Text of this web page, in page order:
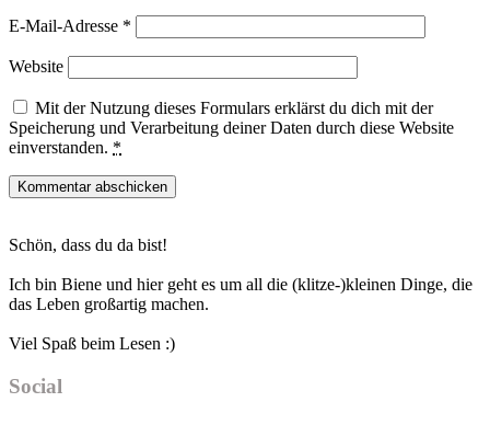
E-Mail-Adresse *
Website
Mit der Nutzung dieses Formulars erklärst du dich mit der
Speicherung und Verarbeitung deiner Daten durch diese Website
einverstanden. *
Sidebar
Schön, dass du da bist!
Ich bin Biene und hier geht es um all die (klitze-)kleinen Dinge, die
das Leben großartig machen.
Viel Spaß beim Lesen :)
Social